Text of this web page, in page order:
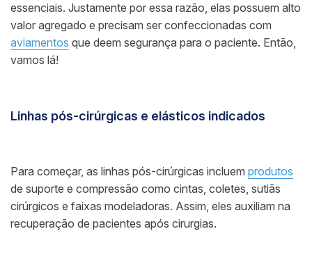
essenciais. Justamente por essa razão, elas possuem alto
valor agregado e precisam ser confeccionadas com
aviamentos que deem segurança para o paciente. Então,
vamos lá!
Linhas pós-cirúrgicas e elásticos indicados
Para começar, as linhas pós-cirúrgicas incluem produtos
de suporte e compressão como cintas, coletes, sutiãs
cirúrgicos e faixas modeladoras. Assim, eles auxiliam na
recuperação de pacientes após cirurgias.